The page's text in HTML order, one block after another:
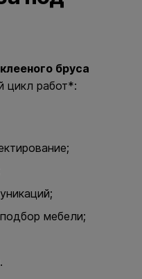
бруса
цикл работ*:
мебели;